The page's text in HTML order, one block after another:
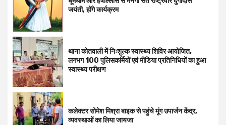
जयंती, होंगे कार्यक्रम
थाना कोतवाली में निःशुल्क स्वास्थ्य शिविर आयोजित,
लगभग 100 पुलिसकर्मियों एवं मीडिया प्रतिनिधियों का हुआ
स्वास्थ्य परीक्षण
कलेक्टर सोमेश मिश्रा बाइक से पहुंचे मूंग उपार्जन केंद्र,
व्यवस्थाओं का लिया जायजा